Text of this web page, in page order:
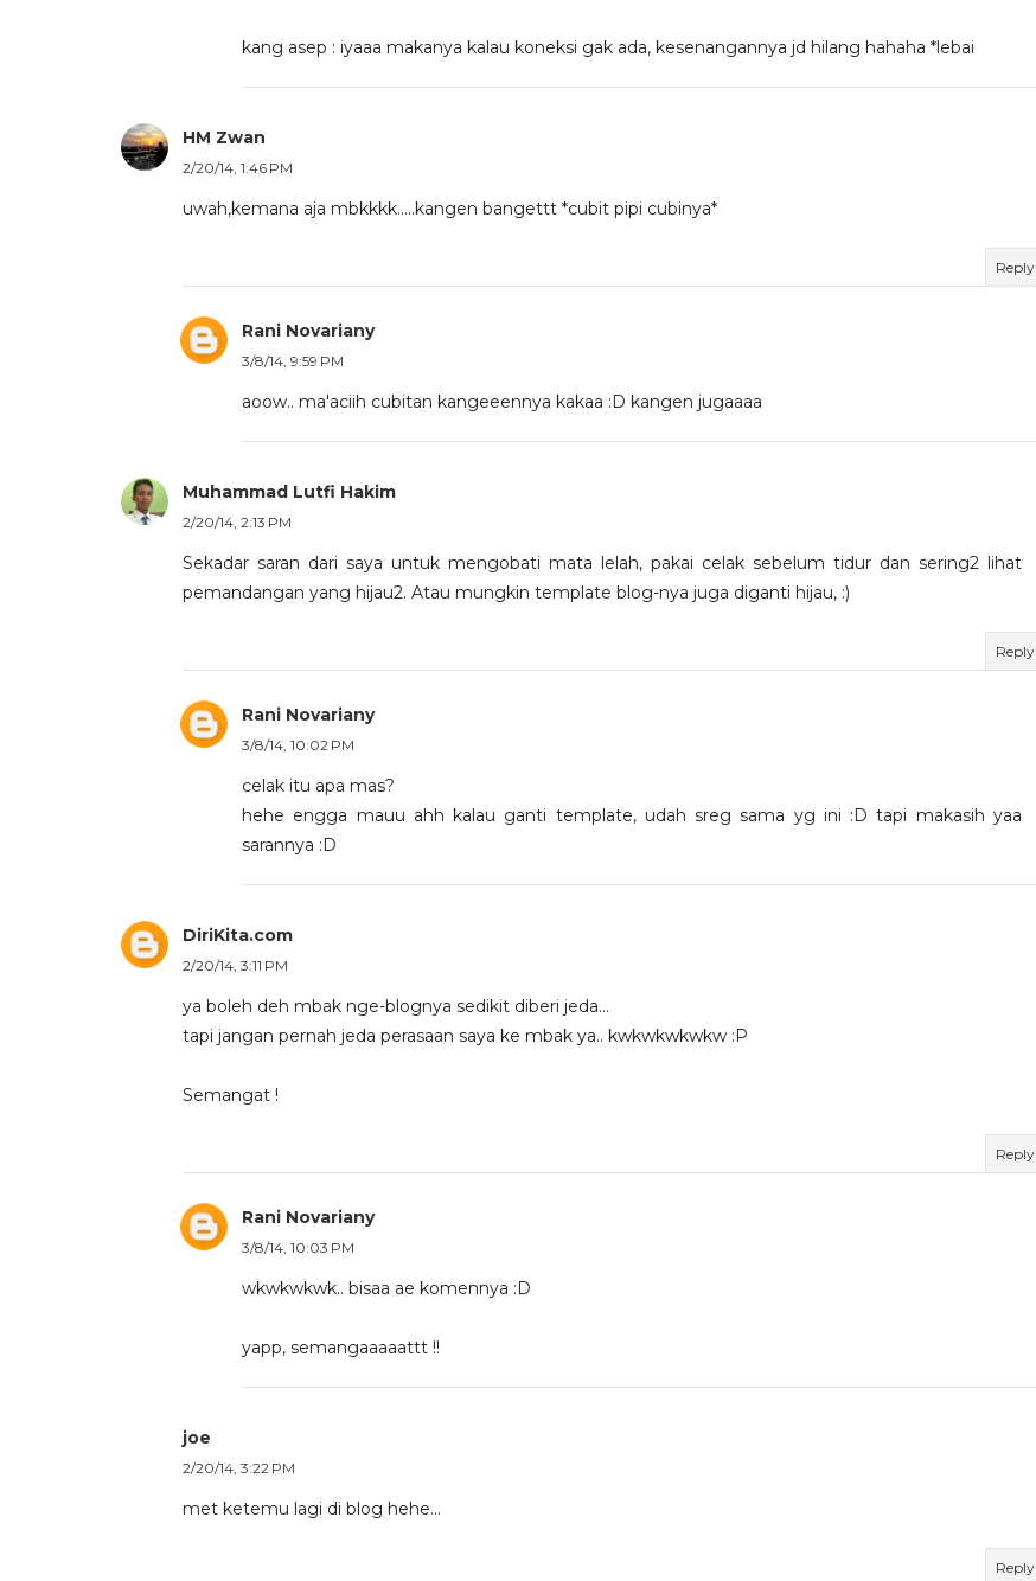
kang asep : iyaaa makanya kalau koneksi gak ada, kesenangannya jd hilang hahaha *lebai
HM Zwan
2/20/14, 1:46 PM
uwah,kemana aja mbkkkk.....kangen bangettt *cubit pipi cubinya*
Reply
Rani Novariany
3/8/14, 9:59 PM
aoow.. ma'aciih cubitan kangeeennya kakaa :D kangen jugaaaa
Muhammad Lutfi Hakim
2/20/14, 2:13 PM
Sekadar saran dari saya untuk mengobati mata lelah, pakai celak sebelum tidur dan sering2 lihat
pemandangan yang hijau2. Atau mungkin template blog-nya juga diganti hijau, :)
Reply
Rani Novariany
3/8/14, 10:02 PM
celak itu apa mas?
hehe engga mauu ahh kalau ganti template, udah sreg sama yg ini :D tapi makasih yaa
sarannya :D
DiriKita.com
2/20/14, 3:11 PM
ya boleh deh mbak nge-blognya sedikit diberi jeda...
tapi jangan pernah jeda perasaan saya ke mbak ya.. kwkwkwkwkw :P
Semangat !
Reply
Rani Novariany
3/8/14, 10:03 PM
wkwkwkwk.. bisaa ae komennya :D
yapp, semangaaaaattt !!
joe
2/20/14, 3:22 PM
met ketemu lagi di blog hehe...
Reply